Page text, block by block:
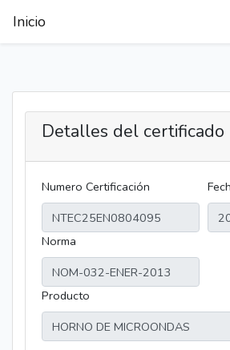
Inicio
Detalles del certificado
Numero Certificación
Norma
Producto